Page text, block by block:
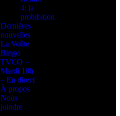
4: la
prohibition
Dernières
nouvelles
La Voûte
Bingo
TVCO –
Mardi 18h
– En direct
À propos
Nous
joindre